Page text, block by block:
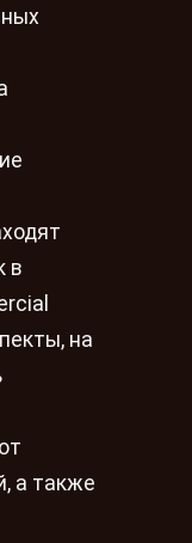
в
на
а также